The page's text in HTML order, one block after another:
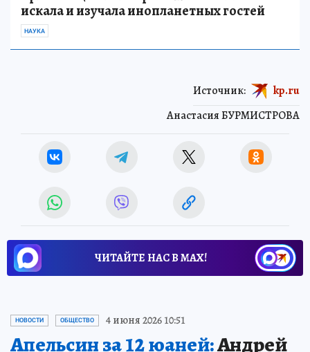
искала и изучала инопланетных гостей
НАУКА
Анастасия БУРМИСТРОВА
Источник: kp.ru
ЧИТАЙТЕ НАС В МАХ!
НОВОСТИ ОБЩЕСТВО 4 июня 2026 10:51
Апельсин за 12 юаней:Андрей